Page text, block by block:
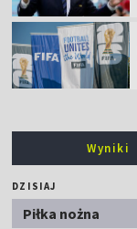
Wyniki
DZISIAJ
Piłka nożna